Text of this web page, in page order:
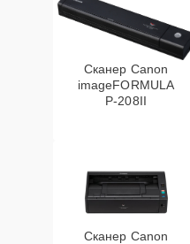
Сканер Canon
imageFORMULA
P‑208II
Сканер Canon